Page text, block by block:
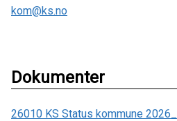
kom@ks.no
Dokumenter
26010 KS Status kommune